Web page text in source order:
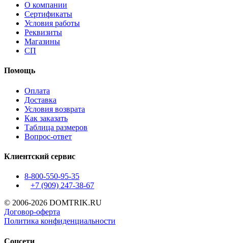
О компании
Сертификаты
Условия работы
Реквизиты
Магазины
СП
Помощь
Оплата
Доставка
Условия возврата
Как заказать
Таблица размеров
Вопрос-ответ
Клиентский сервис
8-800-550-95-35
+7 (909) 247-38-67
© 2006-2026 DOMTRIK.RU
Договор-оферта
Политика конфиденциальности
Соцсети